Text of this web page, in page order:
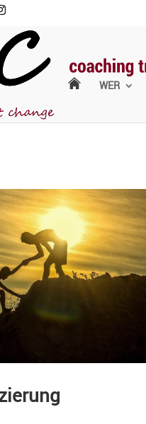
WER